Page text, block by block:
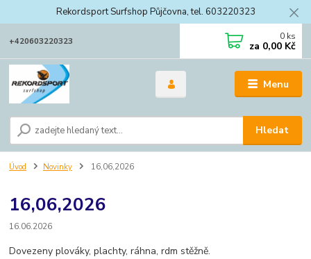
Rekordsport Surfshop Půjčovna, tel. 603220323
Menu
Hledat
+420603220323 0 ks
za 0,00 Kč
Úvod Novinky 16,06,2026
16,06,2026
16.06.2026
Dovezeny plováky, plachty, ráhna, rdm stěžně.